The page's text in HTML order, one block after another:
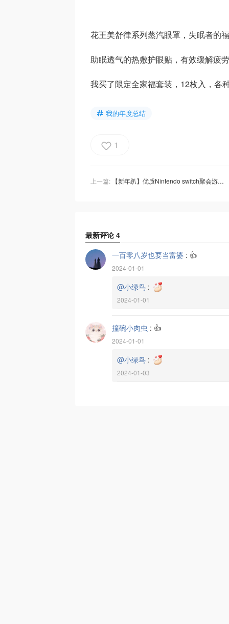
花王美舒律系列蒸汽眼罩，失眠者的
助眠透气的热敷护眼贴，有效缓解疲
我买了限定全家福套装，12枚入，各
我的年度总结
1
上一篇: 【新年趴】优质Nintendo switch聚会游戏大盘点
最新评论 4
一百零八岁也要当富婆 : 👍
2024-01-01
@小绿鸟 :
2024-01-01
撞碗小肉虫 : 👍
2024-01-01
@小绿鸟 :
2024-01-03